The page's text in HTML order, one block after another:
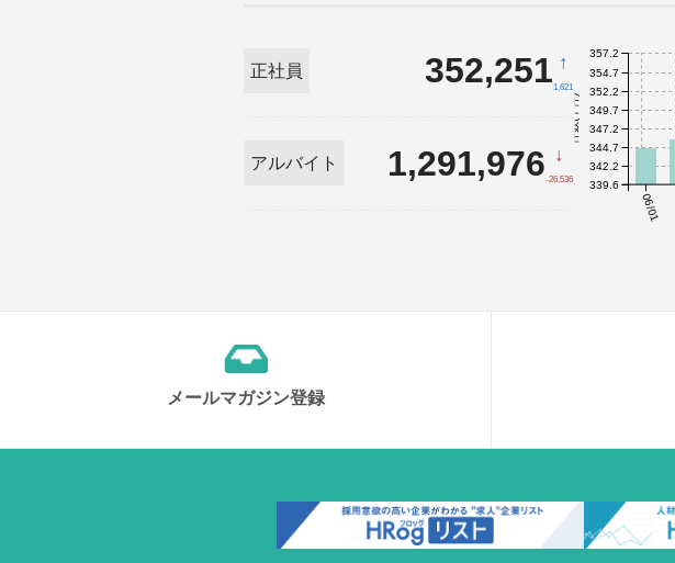
正社員 352,251 ↑
1,621
アルバイト 1,291,976 ↓
-26,536
06/01
件数(千件)
339.6
342.2
344.7
347.2
349.7
352.2
354.7
357.2
メールマガジン登録